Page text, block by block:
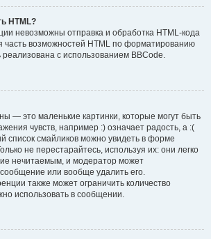
HTML?
невозможны отправка и обработка HTML-кода
возможностей HTML по форматированию
с использованием BBCode.
— это маленькие картинки, которые могут быть
чувств, например :) означает радость, а :(
список смайликов можно увидеть в форме
не перестарайтесь, используя их: они легко
нечитаемым, и модератор может
или вообще удалить его.
также может ограничить количество
использовать в сообщении.